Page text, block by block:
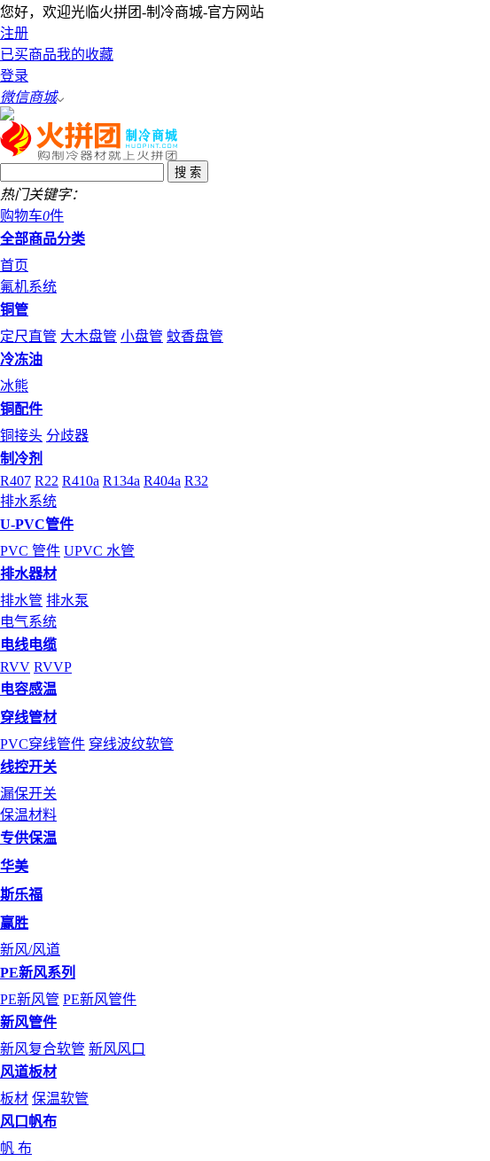
您好，欢迎光临火拼团-制冷商城-官方网站
注册
已买商品我的收藏
登录
微信商城
热门关键字：
购物车0件
全部商品分类
首页
氟机系统
铜管
定尺直管 大木盘管 小盘管 蚊香盘管
冷冻油
冰熊
铜配件
铜接头 分歧器
制冷剂
R407 R22 R410a R134a R404a R32
排水系统
U-PVC管件
PVC 管件 UPVC 水管
排水器材
排水管 排水泵
电气系统
电线电缆
RVV RVVP
电容感温
穿线管材
PVC穿线管件 穿线波纹软管
线控开关
漏保开关
保温材料
专供保温
华美
斯乐福
赢胜
新风/风道
PE新风系列
PE新风管 PE新风管件
新风管件
新风复合软管 新风风口
风道板材
板材 保温软管
风口帆布
帆 布